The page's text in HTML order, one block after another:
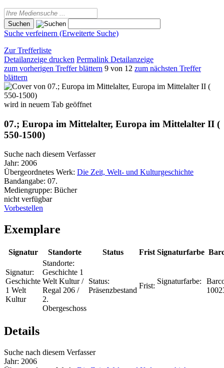
Suche verfeinern (Erweiterte Suche)
Zur Trefferliste
Detailanzeige drucken Permalink Detailanzeige
zum vorherigen Treffer blättern 9 von 12 zum nächsten Treffer
blättern
wird in neuem Tab geöffnet
07.; Europa im Mittelalter, Europa im Mittelalter II (
550-1500)
Suche nach diesem Verfasser
Jahr: 2006
Übergeordnetes Werk: Die Zeit, Welt- und Kulturgeschichte
Bandangabe: 07.
Mediengruppe: Bücher
nicht verfügbar
Vorbestellen
Exemplare
Signatur Standorte Status Frist Signaturfarbe
Signatur:
Geschichte
1 Welt
Kultur
Standorte:
Geschichte 1
Welt Kultur /
Regal 206 /
2.
Obergeschoss
Status:
Präsenzbestand
Frist:
Signaturfarbe:
Details
Suche nach diesem Verfasser
Jahr: 2006